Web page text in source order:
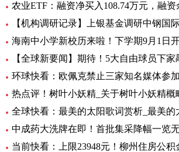
【机构调研记录】上银基金调研中钢国
环球快看：欧佩克禁止三家知名媒体参
热点评！树叶小妖精_关于树叶小妖精概
全球快看：最美的太阳歌词赏析_最美的